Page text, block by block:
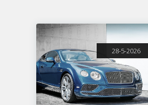
28-5-2026